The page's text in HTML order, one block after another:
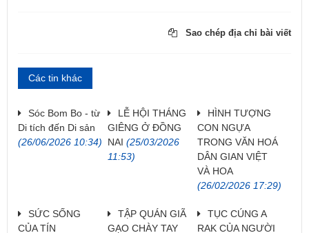
Sao chép địa chỉ bài viết
Các tin khác
Sóc Bom Bo - từ
Di tích đến Di sản
(26/06/2026 10:34)
LỄ HỘI THÁNG
GIÊNG Ở ĐỒNG
NAI (25/03/2026
11:53)
HÌNH TƯỢNG
CON NGỰA
TRONG VĂN HOÁ
DÂN GIAN VIỆT
VÀ HOA
(26/02/2026 17:29)
SỨC SỐNG
CỦA TÍN
TẬP QUÁN GIÃ
GẠO CHÀY TAY
TỤC CÚNG A
RAK CỦA NGƯỜI